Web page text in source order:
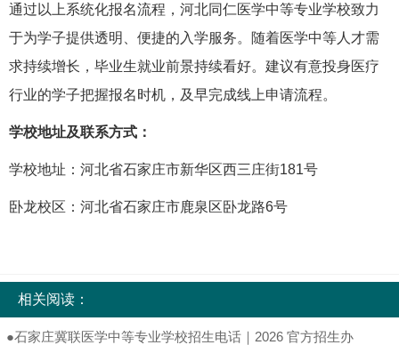
通过以上系统化报名流程，河北同仁医学中等专业学校致力
于为学子提供透明、便捷的入学服务。随着医学中等人才需
求持续增长，毕业生就业前景持续看好。建议有意投身医疗
行业的学子把握报名时机，及早完成线上申请流程。
学校地址及联系方式：
学校地址：河北省石家庄市新华区西三庄街181号
卧龙校区：河北省石家庄市鹿泉区卧龙路6号
相关阅读：
●石家庄冀联医学中等专业学校招生电话｜2026 官方招生办